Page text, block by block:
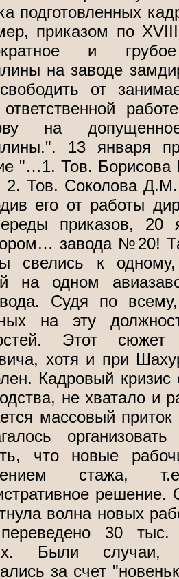
подготовленных
приказом по
и
на заводе
от
на
13 января
"…1. Тов. Борисова
2. Тов. Соколова
его от работы
приказов, 20
завода №20!
свелись к
на одном
Судя по
на эту
Этот
хотя и при
Кадровый
не хватало и
массовый
что новые
стажа,
решение.
волна новых
30 тыс.
Были случаи,
за счет